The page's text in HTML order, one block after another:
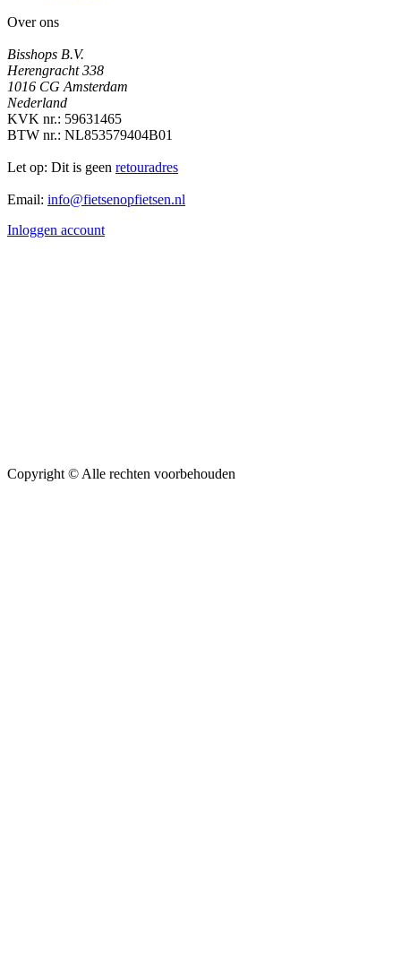
Over ons
Bisshops B.V.
Herengracht 338
1016 CG Amsterdam
Nederland
KVK nr.: 59631465
BTW nr.: NL853579404B01
Let op: Dit is geen retouradres
Email: info@fietsenopfietsen.nl
Inloggen account
Copyright © Alle rechten voorbehouden